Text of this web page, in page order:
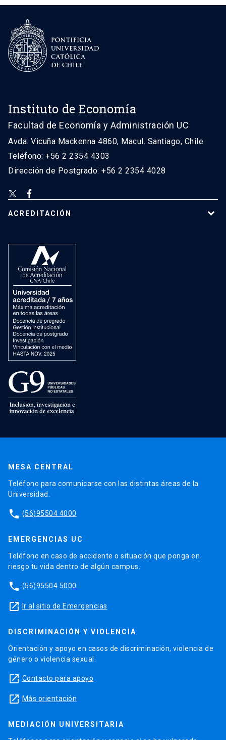
Instituto de Economía
Facultad de Economía y Administración UC
Avda. Vicuña Mackenna 4860, Macul. Santiago, Chile
Teléfono: +56 2 2354 4303
Dirección de Postgrado: +56 2 2354 4028
ACREDITACIÓN
MESA CENTRAL
Teléfono para comunicarse con las distintas áreas de la
Universidad.
phone (56)95504 4000
EMERGENCIAS UC
Teléfono en caso de accidente o situación que ponga en
riesgo tu vida dentro de algún campus.
phone (56)95504 5000
launch Ir al sitio de Emergencias
DISCRIMINACIÓN Y VIOLENCIA
Orientación y apoyo en casos de discriminación, violencia de
género o violencia sexual.
launch Contacto para apoyo
launch Más orientación
MEDIACIÓN UNIVERSITARIA